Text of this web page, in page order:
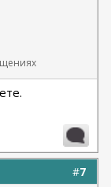
#7